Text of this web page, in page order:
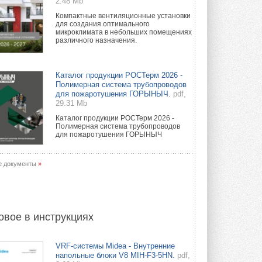
Компактные вентиляционные установки
для создания оптимального
микроклимата в небольших помещениях
различного назначения.
Каталог продукции РОСТерм 2026 -
Полимерная система трубопроводов
для пожаротушения ГОРЫНЫЧ.
pdf,
29.31 Mb
Каталог продукции РОСТерм 2026 -
Полимерная система трубопроводов
для пожаротушения ГОРЫНЫЧ
документы »
в инструкциях
VRF-системы Midea - Внутренние
напольные блоки V8 MIH-F3-5HN. pdf,